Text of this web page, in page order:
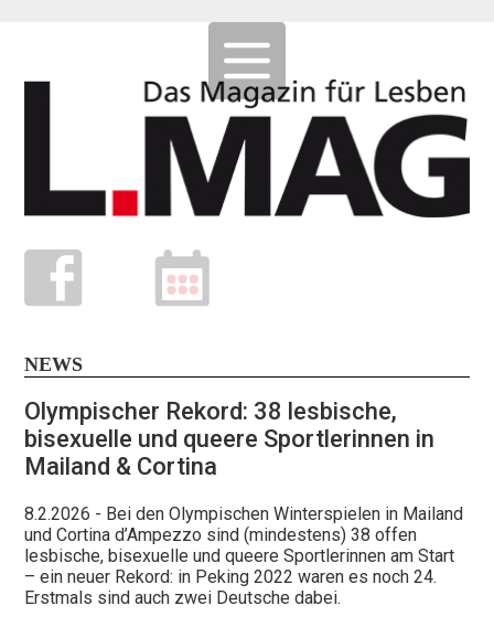
NEWS
Olympischer Rekord: 38 lesbische,
bisexuelle und queere Sportlerinnen in
Mailand & Cortina
8.2.2026 - Bei den Olympischen Winterspielen in Mailand
und Cortina d’Ampezzo sind (mindestens) 38 offen
lesbische, bisexuelle und queere Sportlerinnen am Start
– ein neuer Rekord: in Peking 2022 waren es noch 24.
Erstmals sind auch zwei Deutsche dabei.